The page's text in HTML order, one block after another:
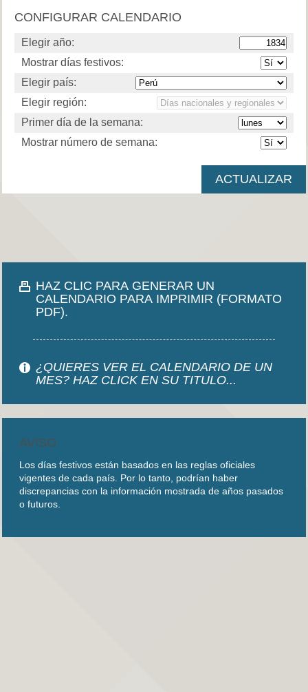
CONFIGURAR CALENDARIO
Elegir año:
Mostrar días festivos:
Elegir país:
Elegir región:
Primer día de la semana:
Mostrar número de semana:
HAZ CLIC PARA GENERAR UN
CALENDARIO PARA IMPRIMIR (FORMATO
PDF).
¿QUIERES VER EL CALENDARIO DE UN
MES? HAZ CLICK EN SU TITULO...
AVISO
Los días festivos están basados en las reglas oficiales
vigentes de cada país. Por lo tanto, podrían haber
discrepancias con la información mostrada de años pasados
o futuros.